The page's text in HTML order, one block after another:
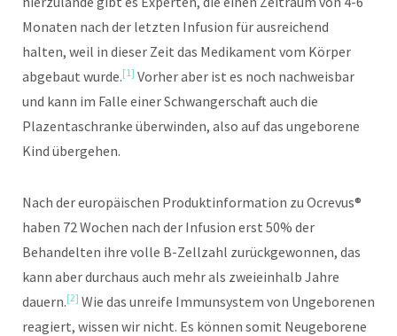
Monaten nach der letzten Infusion für ausreichend
halten, weil in dieser Zeit das Medikament vom Körper
abgebaut wurde.[1] Vorher aber ist es noch nachweisbar
und kann im Falle einer Schwangerschaft auch die
Plazentaschranke überwinden, also auf das ungeborene
Kind übergehen.
Nach der europäischen Produktinformation zu Ocrevus®
haben 72 Wochen nach der Infusion erst 50% der
Behandelten ihre volle B-Zellzahl zurückgewonnen, das
kann aber durchaus auch mehr als zweieinhalb Jahre
dauern.[2] Wie das unreife Immunsystem von Ungeborenen
reagiert, wissen wir nicht. Es können somit Neugeborene